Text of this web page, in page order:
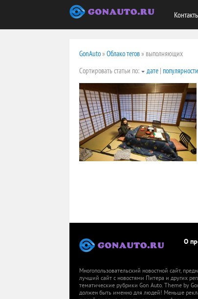
GonAuto» Облако тегов» выполняющих
Сортировать статьи по:
дате | популярности
О
Многопользовательский новостной сайт,
лучший сайт с новостями Питера и других
тематические рубрики Gon Auto. Theme by
должен быть именно для людей! Меньше